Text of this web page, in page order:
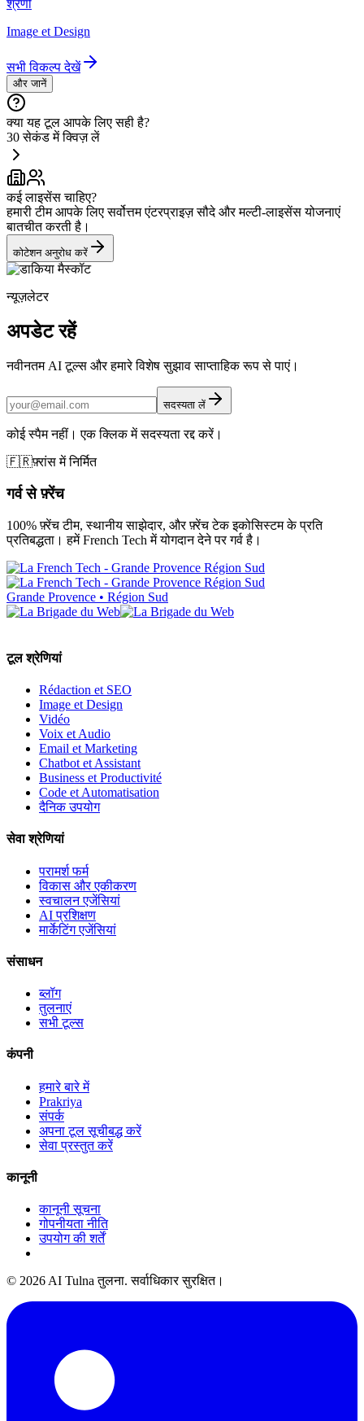
श्रेणी
Image et Design
सभी विकल्प देखें
और जानें
क्या यह टूल आपके लिए सही है?
30 सेकंड में क्विज़ लें
कई लाइसेंस चाहिए?
हमारी टीम आपके लिए सर्वोत्तम एंटरप्राइज़ सौदे और मल्टी-लाइसेंस योजनाएं
बातचीत करती है।
कोटेशन अनुरोध करें
न्यूज़लेटर
अपडेट रहें
नवीनतम AI टूल्स और हमारे विशेष सुझाव साप्ताहिक रूप से पाएं।
सदस्यता लें
कोई स्पैम नहीं। एक क्लिक में सदस्यता रद्द करें।
🇫🇷फ़्रांस में निर्मित
गर्व से फ़्रेंच
100% फ़्रेंच टीम, स्थानीय साझेदार, और फ़्रेंच टेक इकोसिस्टम के प्रति
प्रतिबद्धता। हमें French Tech में योगदान देने पर गर्व है।
Grande Provence • Région Sud
टूल श्रेणियां
Rédaction et SEO
Image et Design
Vidéo
Voix et Audio
Email et Marketing
Chatbot et Assistant
Business et Productivité
Code et Automatisation
दैनिक उपयोग
सेवा श्रेणियां
परामर्श फर्म
विकास और एकीकरण
स्वचालन एजेंसियां
AI प्रशिक्षण
मार्केटिंग एजेंसियां
संसाधन
ब्लॉग
तुलनाएं
सभी टूल्स
कंपनी
हमारे बारे में
Prakriya
संपर्क
अपना टूल सूचीबद्ध करें
सेवा प्रस्तुत करें
कानूनी
कानूनी सूचना
गोपनीयता नीति
उपयोग की शर्तें
© 2026 AI Tulna तुलना. सर्वाधिकार सुरक्षित।